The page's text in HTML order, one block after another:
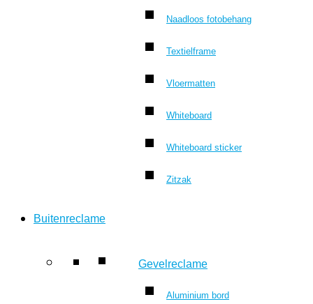
Naadloos fotobehang
Textielframe
Vloermatten
Whiteboard
Whiteboard sticker
Zitzak
Buitenreclame
Gevelreclame
Aluminium bord